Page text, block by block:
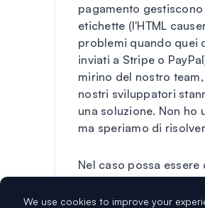
pagamento
etichette (l'HTML
problemi quando quei
inviati a Stripe o
mirino del nostro
nostri sviluppatori
una soluzione. Non ho
ma speriamo di
Nel caso possa essere
aggiunte a ciascuna